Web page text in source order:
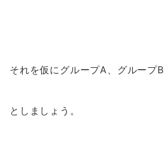
それを仮にグループA、グループB
としましょう。